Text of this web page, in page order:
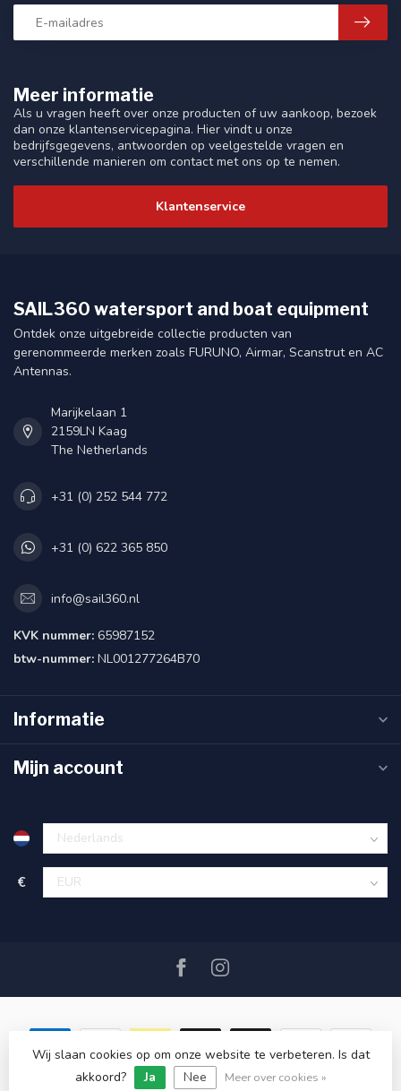
Meer informatie
Als u vragen heeft over onze producten of uw aankoop, bezoek
dan onze klantenservicepagina. Hier vindt u onze
bedrijfsgegevens, antwoorden op veelgestelde vragen en
verschillende manieren om contact met ons op te nemen.
Klantenservice
SAIL360 watersport and boat equipment
Ontdek onze uitgebreide collectie producten van
gerenommeerde merken zoals FURUNO, Airmar, Scanstrut en AC
Antennas.
Marijkelaan 1
2159LN Kaag
The Netherlands
+31 (0) 252 544 772
+31 (0) 622 365 850
info@sail360.nl
KVK nummer: 65987152
btw-nummer: NL001277264B70
Informatie
Mijn account
€
© Copyright 2026 SAIL360 watersport and boat equipment
Wij slaan cookies op om onze website te verbeteren. Is dat
akkoord?
Ja Nee Meer over cookies »